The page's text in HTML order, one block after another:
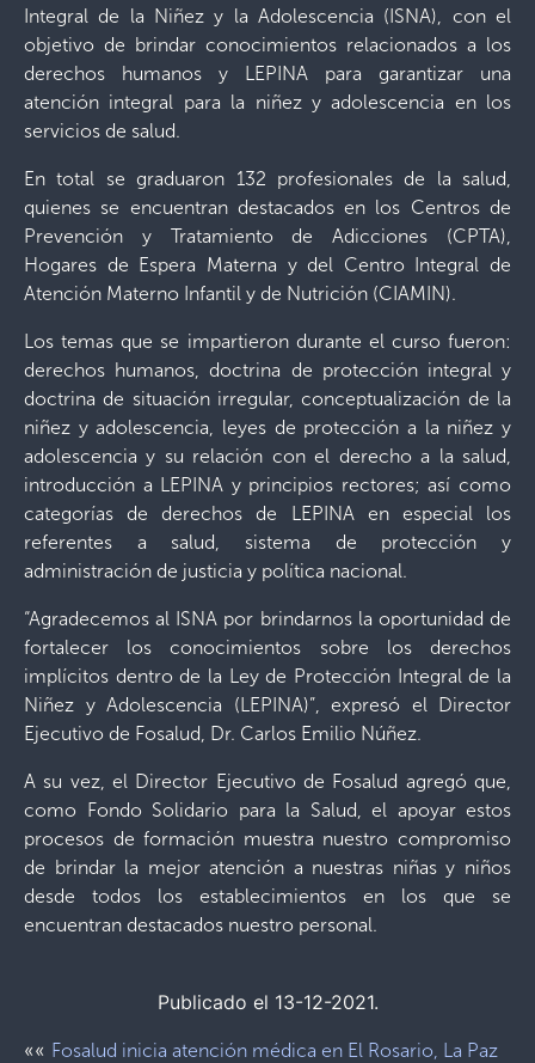
Integral de la Niñez y la Adolescencia (ISNA), con el
objetivo de brindar conocimientos relacionados a los
derechos humanos y LEPINA para garantizar una
atención integral para la niñez y adolescencia en los
servicios de salud.
En total se graduaron 132 profesionales de la salud,
quienes se encuentran destacados en los Centros de
Prevención y Tratamiento de Adicciones (CPTA),
Hogares de Espera Materna y del Centro Integral de
Atención Materno Infantil y de Nutrición (CIAMIN).
Los temas que se impartieron durante el curso fueron:
derechos humanos, doctrina de protección integral y
doctrina de situación irregular, conceptualización de la
niñez y adolescencia, leyes de protección a la niñez y
adolescencia y su relación con el derecho a la salud,
introducción a LEPINA y principios rectores; así como
categorías de derechos de LEPINA en especial los
referentes a salud, sistema de protección y
administración de justicia y política nacional.
“Agradecemos al ISNA por brindarnos la oportunidad de
fortalecer los conocimientos sobre los derechos
implícitos dentro de la Ley de Protección Integral de la
Niñez y Adolescencia (LEPINA)”, expresó el Director
Ejecutivo de Fosalud, Dr. Carlos Emilio Núñez.
A su vez, el Director Ejecutivo de Fosalud agregó que,
como Fondo Solidario para la Salud, el apoyar estos
procesos de formación muestra nuestro compromiso
de brindar la mejor atención a nuestras niñas y niños
desde todos los establecimientos en los que se
encuentran destacados nuestro personal.
Publicado el 13-12-2021.
«« Fosalud inicia atención médica en El Rosario, La Paz